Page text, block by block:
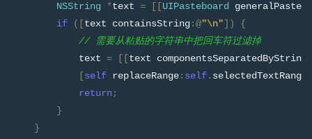
NSString
*text = [[UIPasteboard
if
([text containsString:@"\n"])
{
// 需要从粘贴的字符串中把回车符过滤掉
            text
= [[text componentsSeparatedByString
[self replaceRange: self.
return;
}
}